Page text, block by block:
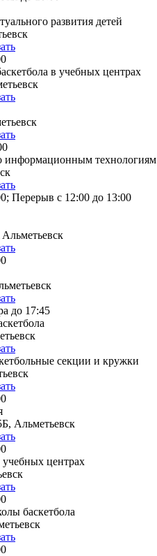
развития детей
в учебных центрах
информационным технологиям
Перерыв с 12:00 до 13:00
до 17:45
секции и кружки
Альметьевск
учебных центрах
баскетбола